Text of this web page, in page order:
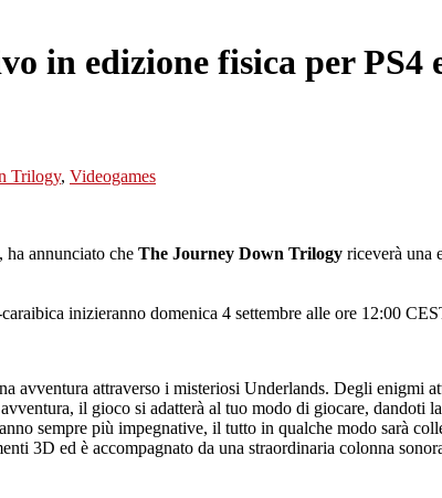
in edizione fisica per PS4
Trilogy, Videogames
annunciato che The Journey Down Trilogy riceverà una
inizieranno domenica 4 settembre alle ore 12:00
attraverso i misteriosi Underlands. Degli enigmi
il gioco si adatterà al tuo modo di giocare, dandoti
sempre più impegnative, il tutto in qualche modo sarà
3D ed è accompagnato da una straordinaria colonna